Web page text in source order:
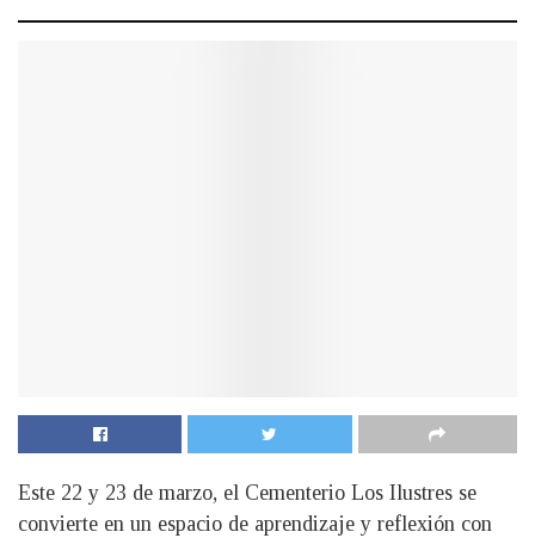
Este 22 y 23 de marzo, el Cementerio Los Ilustres se
convierte en un espacio de aprendizaje y reflexión con